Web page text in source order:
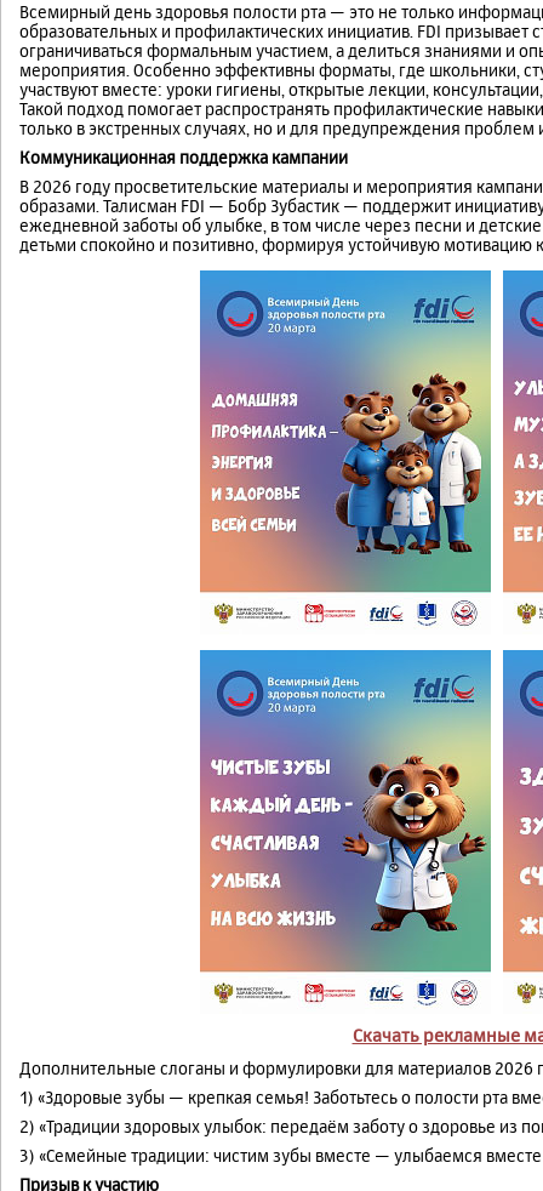
Всемирный день здоровья полости рта — это не только
образовательных и профилактических инициатив. FDI
ограничиваться формальным участием, а делиться знаниями и
мероприятия. Особенно эффективны форматы, где школьники,
участвуют вместе: уроки гигиены, открытые лекции,
Такой подход помогает распространять профилактические
только в экстренных случаях, но и для предупреждения проблем
Коммуникационная поддержка кампании
В 2026 году просветительские материалы и мероприятия
образами. Талисман FDI — Бобр Зубастик — поддержит
ежедневной заботы об улыбке, в том числе через песни и
детьми спокойно и позитивно, формируя устойчивую мотивацию
Скачать рекламные
Дополнительные слоганы и формулировки для материалов 2026
1) «Здоровые зубы — крепкая семья! Заботьтесь о полости рта
2) «Традиции здоровых улыбок: передаём заботу о здоровье из
3) «Семейные традиции: чистим зубы вместе — улыбаемся
Призыв к участию